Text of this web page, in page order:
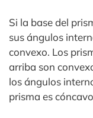
Si la base del
sus ángulos
convexo. Los
arriba son
los ángulos
prisma es